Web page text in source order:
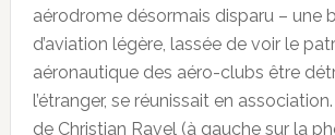
aérodrome désormais disparu – une
d’aviation légère, lassée de voir le
aéronautique des aéro-clubs être
l’étranger, se réunissait en
de Christian Ravel (à gauche sur la